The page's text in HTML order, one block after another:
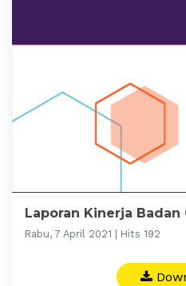
Laporan Kinerja
Rabu, 7 April 2021 | Hits 192